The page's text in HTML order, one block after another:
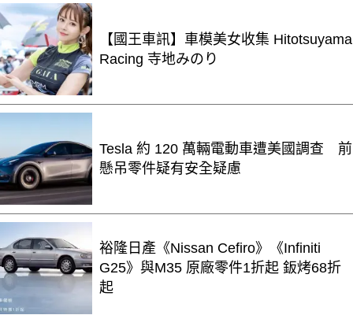
【國王車訊】車模美女收集 Hitotsuyama
Racing 寺地みのり
Tesla 約 120 萬輛電動車遭美國調查 前
懸吊零件疑有安全疑慮
裕隆日產《Nissan Cefiro》《Infiniti
G25》與M35 原廠零件1折起 鈑烤68折
起